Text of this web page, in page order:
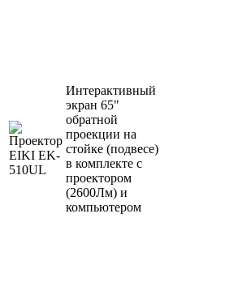
Интерактивный
экран 65"
обратной
проекции на
стойке (подвесе)
в комплекте с
проектором
(2600Лм) и
компьютером